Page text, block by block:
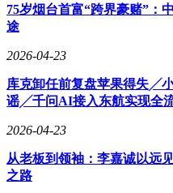
化，价格战此起彼伏，但部
泰山，订单量更是呈现出爆
75岁烟台首富“跨界豪赌”：
途
2026-04-23
库克卸任前复盘苹果得失╱
谣╱千问AI接入东航实现全
2026-04-23
从老板到领袖：李嘉诚以远
之路